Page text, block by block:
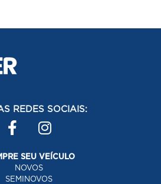
REDES SOCIAIS:
SEU VEÍCULO
NOVOS
SEMINOVOS